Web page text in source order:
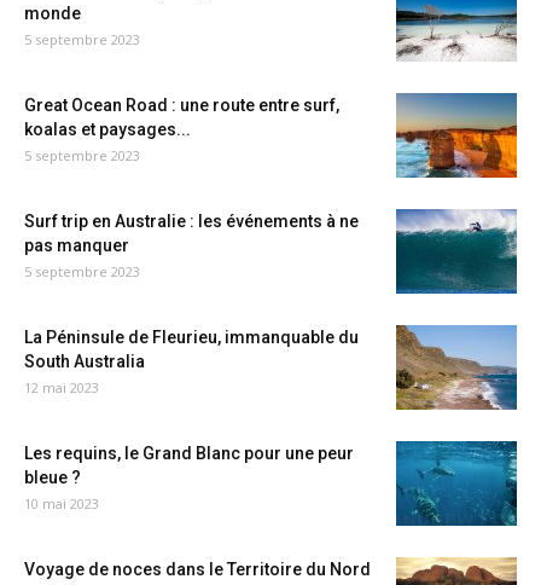
monde
5 septembre 2023
Great Ocean Road : une route entre surf,
koalas et paysages...
5 septembre 2023
Surf trip en Australie : les événements à ne
pas manquer
5 septembre 2023
La Péninsule de Fleurieu, immanquable du
South Australia
12 mai 2023
Les requins, le Grand Blanc pour une peur
bleue ?
10 mai 2023
Voyage de noces dans le Territoire du Nord